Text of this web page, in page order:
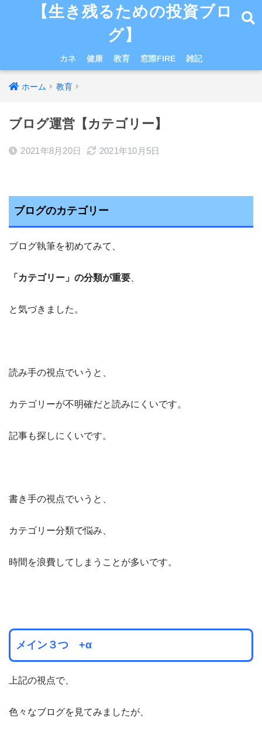
【生き残るための投資ブロ
グ】
カネ 健康 教育 窓際FIRE 雑記
ホーム 教育
ブログ運営【カテゴリー】
2021年8月20日 2021年10月5日
ブログのカテゴリー
ブログ執筆を初めてみて、
「カテゴリー」の分類が重要
と気づきました。
読み手の視点でいうと、
カテゴリーが不明確だと読みにくいです。
記事も探しにくいです。
書き手の視点でいうと、
カテゴリー分類で悩み、
時間を浪費してしまうことが多いです。
メイン３つ +α
上記の視点で、
色々なブログを見てみましたが、